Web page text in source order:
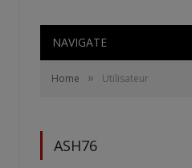
NAVIGATE
Home » Utilisateur
ASH76